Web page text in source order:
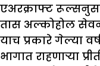
एअरक्राफ्ट
तास अल्कोहोल
याच प्रकारे गेल्या
भागात राहणाऱ्या